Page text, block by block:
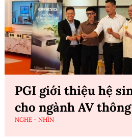
PGI giới thiệu hệ
cho ngành AV
NGHE - NHÌN